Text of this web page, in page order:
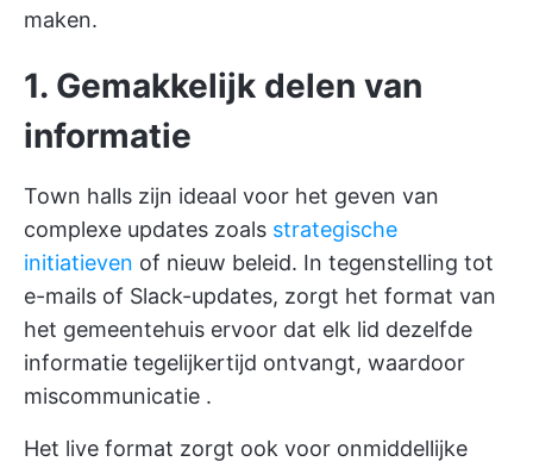
maken.
1. Gemakkelijk delen van
informatie
Town halls zijn ideaal voor het geven van
complexe updates zoals strategische
initiatieven of nieuw beleid. In tegenstelling tot
e-mails of Slack-updates, zorgt het format van
het gemeentehuis ervoor dat elk lid dezelfde
informatie tegelijkertijd ontvangt, waardoor
miscommunicatie .
Het live format zorgt ook voor onmiddellijke